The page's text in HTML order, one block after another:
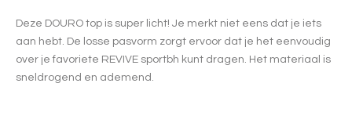
Deze DOURO top is super licht! Je merkt niet eens dat je iets
aan hebt. De losse pasvorm zorgt ervoor dat je het eenvoudig
over je favoriete REVIVE sportbh kunt dragen. Het materiaal is
sneldrogend en ademend.